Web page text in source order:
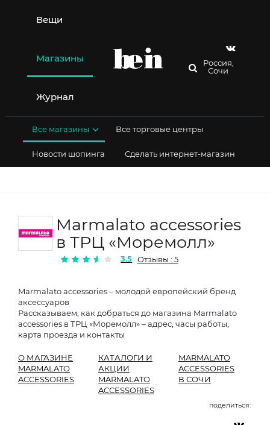
содержимому
Вещи
Магазины
Журнал
Россия,
Сочи
Все магазины Все торговые центры
Новости шопинга Сделать интернет-магазин
Marmalato accessories
в ТРЦ «Моремолл»
3.5 Отзывы : 5
Marmalato accessories – молодой европейский бренд
аксессуаров
Рассказываем, как добраться до магазина Marmalato
accessories в ТРЦ «Моремолл» – адрес, часы работы,
карта проезда и контакты
О МАГАЗИНЕ
MARMALATO
ACCESSORIES
КАТАЛОГИ И
АКЦИИ
MARMALATO
ACCESSORIES
MARMALATO
ACCESSORIES
В СОЧИ
поделиться: